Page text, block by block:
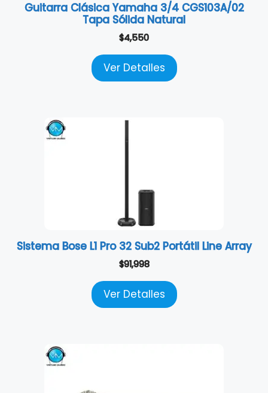
Guitarra Clásica Yamaha 3/4 CGS103A/02
Tapa Sólida Natural
$4,550
Ver Detalles
Sistema Bose L1 Pro 32 Sub2 Portátil Line Array
$91,998
Ver Detalles